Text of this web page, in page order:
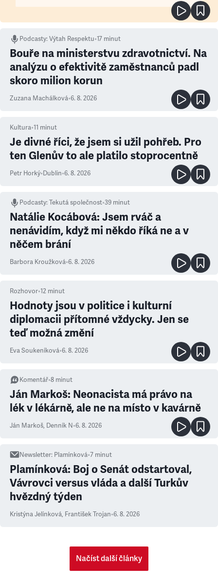
Podcasty:Výtah Respektu•17 minut
Bouře na ministerstvu zdravotnictví. Na
analýzu o efektivitě zaměstnanců padl
skoro milion korun
Zuzana Machálková•6. 8. 2026
Kultura•11 minut
Je divné říci, že jsem si užil pohřeb. Pro
ten Glenův to ale platilo stoprocentně
Petr Horký•Dublin•6. 8. 2026
Podcasty:Tekutá společnost•39 minut
Natálie Kocábová: Jsem rváč a
nenávidím, když mi někdo říká ne a v
něčem brání
Barbora Kroužková•6. 8. 2026
Rozhovor•12 minut
Hodnoty jsou v politice i kulturní
diplomacii přítomné vždycky. Jen se
teď možná změní
Eva Soukeníková•6. 8. 2026
Komentář•8 minut
Ján Markoš: Neonacista má právo na
lék v lékárně, ale ne na místo v kavárně
Ján Markoš, Denník N•6. 8. 2026
Newsletter: Plamínková•7 minut
Plamínková: Boj o Senát odstartoval,
Vávrovci versus vláda a další Turkův
hvězdný týden
Kristýna Jelínková, František Trojan•6. 8. 2026
Načíst další články